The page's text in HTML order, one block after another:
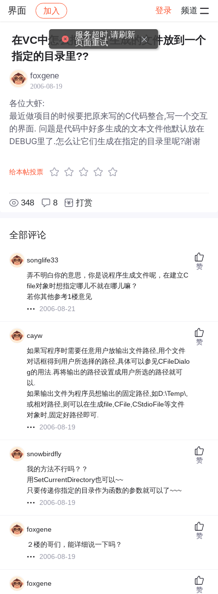
界面 加入 登录 频道
社区 界面 帖子详情
在VC中怎么把C语言生成的文件放到一个
指定的目录里??
foxgene
2006-08-19
各位大虾:
最近做项目的时候要把原来写的C代码整合,写一个交互
的界面. 问题是代码中好多生成的文本文件他默认放在
DEBUG里了.怎么让它们生成在指定的目录里呢?谢谢
给本帖投票
348 8 打赏
全部评论
songlife33
弄不明白你的意思，你是说程序生成文件呢，在建立C
file对象时想指定哪儿不就在哪儿嘛？
若你其他参考1楼意见
2006-08-21
赞
cayw
如果写程序时需要任意用户放输出文件路径,用个文件
对话框得到用户所选择的路径,具体可以参见CFileDialo
g的用法.再将输出的路径设置成用户所选的路径就可
以.
如果输出文件为程序员想输出的固定路径,如D:\Temp\,
或相对路径,则可以在生成file,CFile,CStdioFile等文件
对象时,固定好路径即可.
2006-08-19
赞
snowbirdfly
我的方法不行吗？？
用SetCurrentDirectory也可以~~
只要传递你指定的目录作为函数的参数就可以了~~~
2006-08-19
赞
foxgene
２楼的哥们，能详细说一下吗？
2006-08-19
赞
foxgene
赞
服务超时,请刷新
页面重试